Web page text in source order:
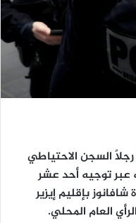
رجلاً السجن الاحتياطي
عبر توجيه أحد عشر
بإقليم إيزير
العام المحلي.